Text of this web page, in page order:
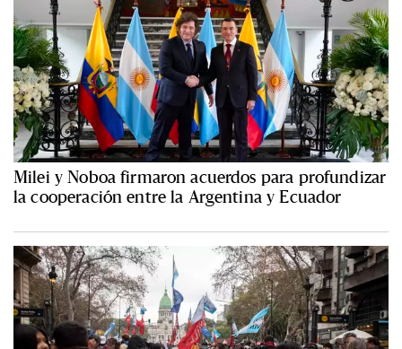
Milei y Noboa firmaron acuerdos para profundizar
la cooperación entre la Argentina y Ecuador